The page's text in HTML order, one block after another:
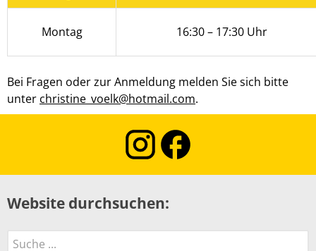
Montag 16:30 – 17:30 Uhr
Bei Fragen oder zur Anmeldung melden Sie sich bitte
unter christine_voelk@hotmail.com.
Website durchsuchen:
Suchen